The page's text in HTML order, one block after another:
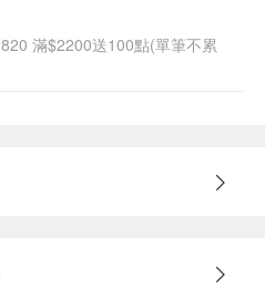
滿$2200送100點(單筆不累